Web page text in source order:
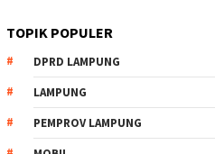
TOPIK POPULER
DPRD LAMPUNG
LAMPUNG
PEMPROV LAMPUNG